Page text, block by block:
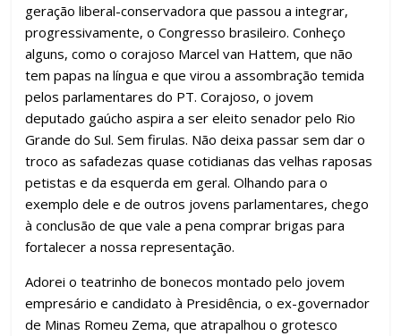
geração liberal-conservadora que passou a integrar,
progressivamente, o Congresso brasileiro. Conheço
alguns, como o corajoso Marcel van Hattem, que não
tem papas na língua e que virou a assombração temida
pelos parlamentares do PT. Corajoso, o jovem
deputado gaúcho aspira a ser eleito senador pelo Rio
Grande do Sul. Sem firulas. Não deixa passar sem dar o
troco as safadezas quase cotidianas das velhas raposas
petistas e da esquerda em geral. Olhando para o
exemplo dele e de outros jovens parlamentares, chego
à conclusão de que vale a pena comprar brigas para
fortalecer a nossa representação.
Adorei o teatrinho de bonecos montado pelo jovem
empresário e candidato à Presidência, o ex-governador
de Minas Romeu Zema, que atrapalhou o grotesco